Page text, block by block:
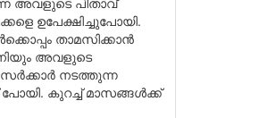
ഉപേക്ഷിച്ചുപോയി.
താമസിക്കാൻ
അവളുടെ
നടത്തുന്ന
കുറച്ച് മാസങ്ങൾക്ക്